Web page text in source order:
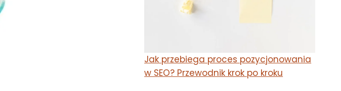
Jak przebiega proces pozycjonowania
w SEO? Przewodnik krok po kroku